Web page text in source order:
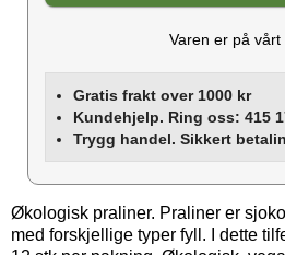
Varen er på vårt
Gratis frakt over 1000 kr
Kundehjelp. Ring oss: 415
Trygg handel. Sikkert
Økologisk praliner. Praliner er
med forskjellige typer fyll. I dette